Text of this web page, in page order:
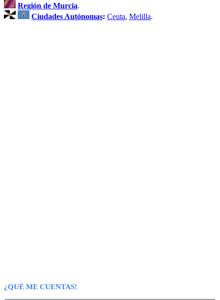
Región de Murcia.
Ciudades Autónomas: Ceuta, Melilla.
¿QUÉ ME CUENTAS!